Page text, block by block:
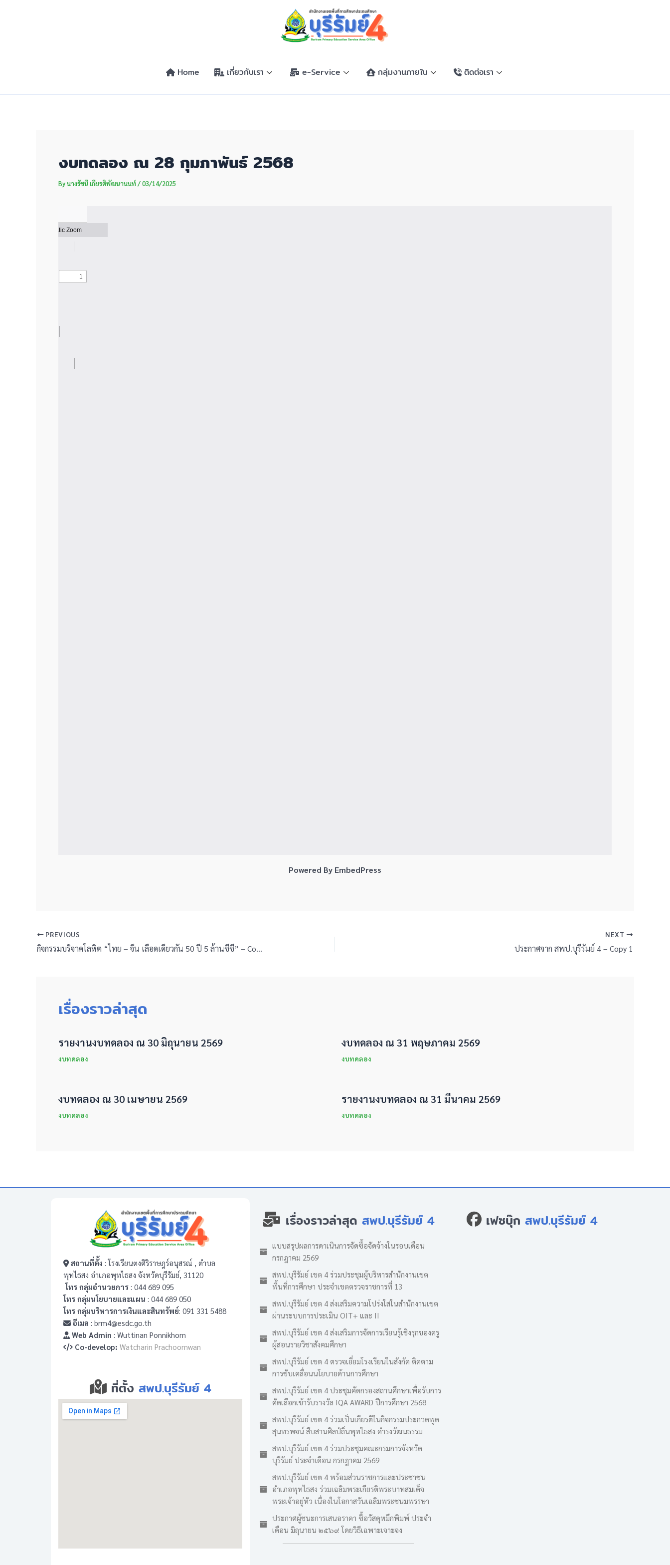
Home เกี่ยวกับเรา e-Service กลุ่มงานภายใน ติดต่อเรา
งบทดลอง ณ 28 กุมภาพันธ์ 2568
Byนางรัชนี เกียรติพัฒนานนท์/03/14/2025
Powered By EmbedPress
PREVIOUS
กิจกรรมบริจาคโลหิต “ไทย – จีน เลือดเดียวกัน 50 ปี 5 ล้านซีซี” – Copy4
NEXT
ประกาศจาก สพป.บุรีรัมย์ 4 – Copy 1
เรื่องราวล่าสุด
รายงานงบทดลอง ณ 30 มิถุนายน 2569
งบทดลอง
งบทดลอง ณ 31 พฤษภาคม 2569
งบทดลอง
งบทดลอง ณ 30 เมษายน 2569
งบทดลอง
รายงานงบทดลอง ณ 31 มีนาคม 2569
งบทดลอง
สถานที่ตั้ง : โรงเรียนตงศิริราษฎร์อนุสรณ์ , ตำบล
พุทไธสง อำเภอพุทไธสง จังหวัดบุรีรัมย์, 31120
โทร กลุ่มอำนวยการ : 044 689 095
โทร กลุ่มนโยบายและแผน : 044 689 050
โทร กลุ่มบริหารการเงินและสินทรัพย์: 091 331 5488
อีเมล : brm4@esdc.go.th
Web Admin : Wuttinan Ponnikhom
Co-develop: Watcharin Prachoomwan
ที่ตั้ง สพป.บุรีรัมย์ 4
เรื่องราวล่าสุด สพป.บุรีรัมย์ 4
แบบสรุปผลการดาเนินการจัดซื้อจัดจ้างในรอบเดือน
กรกฎาคม 2569
สพป.บุรีรัมย์ เขต 4 ร่วมประชุมผู้บริหารสำนักงานเขต
พื้นที่การศึกษา ประจำเขตตรวจราชการที่ 13
สพป.บุรีรัมย์ เขต 4 ส่งเสริมความโปร่งใสในสำนักงานเขต
ผ่านระบบการประเมิน OIT+ และ II
สพป.บุรีรัมย์ เขต 4 ส่งเสริมการจัดการเรียนรู้เชิงรุกของครู
ผู้สอนรายวิชาสังคมศึกษา
สพป.บุรีรัมย์ เขต 4 ตรวจเยี่ยมโรงเรียนในสังกัด ติดตาม
การขับเคลื่อนนโยบายด้านการศึกษา
สพป.บุรีรัมย์ เขต 4 ประชุมคัดกรองสถานศึกษาเพื่อรับการ
คัดเลือกเข้ารับรางวัล IQA AWARD ปีการศึกษา 2568
สพป.บุรีรัมย์ เขต 4 ร่วมเป็นเกียรติในกิจกรรมประกวดพูด
สุนทรพจน์ สืบสานศิลป์ถิ่นพุทไธสง ดำรงวัฒนธรรม
สพป.บุรีรัมย์ เขต 4 ร่วมประชุมคณะกรมการจังหวัด
บุรีรัมย์ ประจำเดือน กรกฎาคม 2569
สพป.บุรีรัมย์ เขต 4 พร้อมส่วนราชการและประชาชน
อำเภอพุทไธสง ร่วมเฉลิมพระเกียรติพระบาทสมเด็จ
พระเจ้าอยู่หัว เนื่องในโอกาสวันเฉลิมพระชนมพรรษา
ประกาศผู้ชนะการเสนอราคา ซื้อวัสดุหมึกพิมพ์ ประจำ
เดือน มิถุนายน ๒๕๖๙ โดยวิธีเฉพาะเจาะจง
เฟซบุ๊ก สพป.บุรีรัมย์ 4